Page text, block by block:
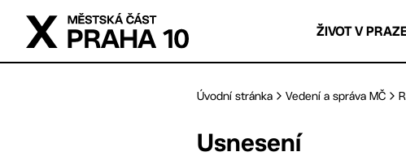
Přejít na hlavní obsah
ŽIVOT V
Úvodní stránka Vedení a správa MČ
Usnesení